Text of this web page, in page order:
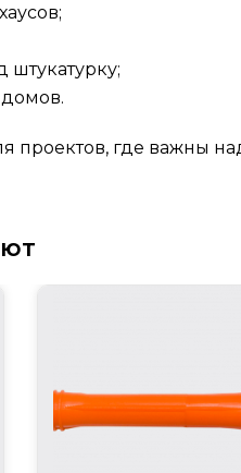
штукатурку;
где важны